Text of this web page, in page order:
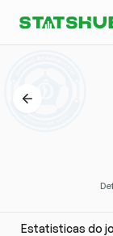
Estatisticas do